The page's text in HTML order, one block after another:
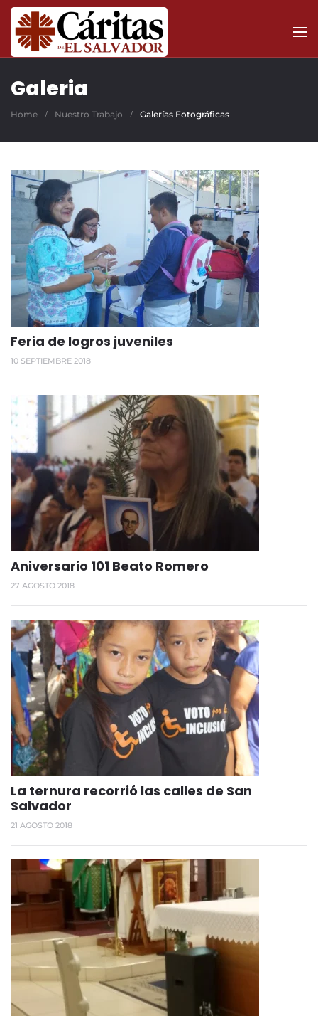
Skip to main content
Galeria
Home Nuestro Trabajo Galerías Fotográficas
Feria de logros juveniles
10 SEPTIEMBRE 2018
Aniversario 101 Beato Romero
27 AGOSTO 2018
La ternura recorrió las calles de San
Salvador
21 AGOSTO 2018